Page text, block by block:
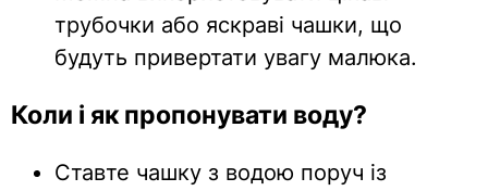
трубочки або яскраві чашки, що
будуть привертати увагу малюка.
Коли і як пропонувати воду?
Ставте чашку з водою поруч із